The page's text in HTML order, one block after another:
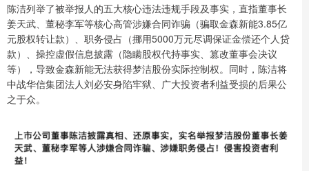
陈洁列举了被举报人的五大核心违法违规手段及事实，直指董事长
姜天武、董秘李军等核心高管涉嫌合同诈骗（骗取金森新能3.85亿
元股权转让款）、职务侵占（挪用5000万元尽调保证金偿还个人贷
款）、操控虚假信息披露（隐瞒股权代持事实、篡改董事会决议
等），导致金森新能无法获得梦洁股份实际控制权。同时，陈洁将
中战华信集团法人刘必安身陷牢狱、广大投资者利益受损的后果公
之于众。